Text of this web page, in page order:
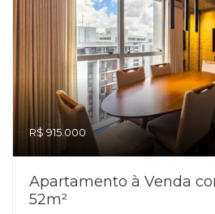
R$ 915.000
Apartamento à Venda
52m²